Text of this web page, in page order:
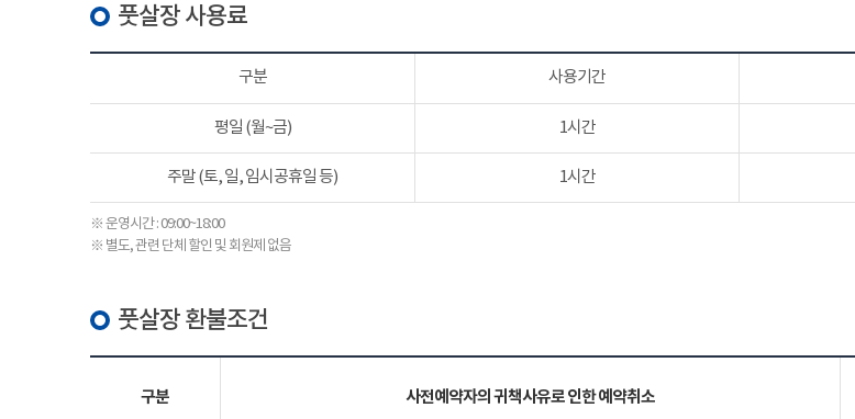
풋살장 사용료
구분 사용기간
평일 (월~금) 1시간
주말 (토, 일, 임시공휴일 등) 1시간
※ 운영시간 : 09:00~18:00
※ 별도, 관련 단체 할인 및 회원제 없음
풋살장 환불조건
구분 사전예약자의 귀책사유로 인한 예약취소